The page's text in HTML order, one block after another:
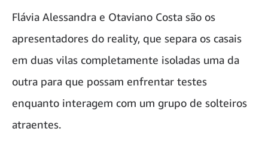
Flávia Alessandra e Otaviano Costa são os
apresentadores do reality, que separa os casais
em duas vilas completamente isoladas uma da
outra para que possam enfrentar testes
enquanto interagem com um grupo de solteiros
atraentes.